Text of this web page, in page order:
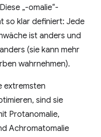
„-omalie“-
so klar definiert: Jede
ist anders und
(sie kann mehr
wahrnehmen).
extremsten
sind sie
Protanomalie,
Achromatomalie